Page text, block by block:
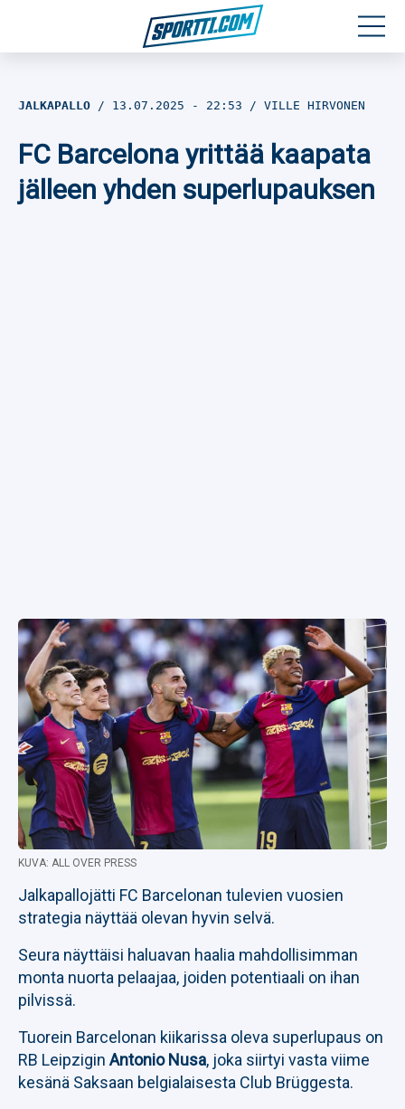
Jalkapallo
JALKAPALLO 13.07.2025 - 22:53 VILLE HIRVONEN
FC Barcelona yrittää kaapata
jälleen yhden superlupauksen
KUVA: ALL OVER PRESS
Jalkapallojätti FC Barcelonan tulevien vuosien
strategia näyttää olevan hyvin selvä.
Seura näyttäisi haluavan haalia mahdollisimman
monta nuorta pelaajaa, joiden potentiaali on ihan
pilvissä.
Tuorein Barcelonan kiikarissa oleva superlupaus on
RB Leipzigin Antonio Nusa, joka siirtyi vasta viime
kesänä Saksaan belgialaisesta Club Brüggesta.